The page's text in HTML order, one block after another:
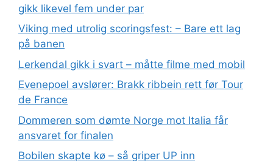
gikk likevel fem under par
Viking med utrolig scoringsfest: – Bare ett lag
på banen
Lerkendal gikk i svart – måtte filme med mobil
Evenepoel avslører: Brakk ribbein rett før Tour
de France
Dommeren som dømte Norge mot Italia får
ansvaret for finalen
Bobilen skapte kø – så griper UP inn